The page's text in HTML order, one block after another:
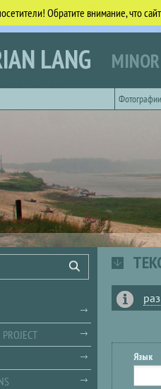
Обратите внимание, что сайт
LANG
Фотографии
Язык
Search